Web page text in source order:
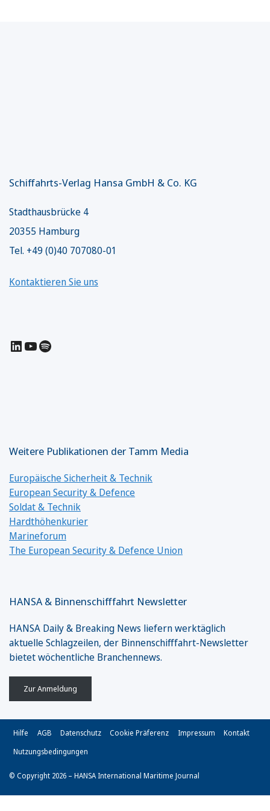
Schiffahrts-Verlag Hansa GmbH & Co. KG
Stadthausbrücke 4
20355 Hamburg
Tel. +49 (0)40 707080-01
Kontaktieren Sie uns
LinkedIn
YouTube
Spotify
Weitere Publikationen der Tamm Media
Europäische Sicherheit & Technik
European Security & Defence
Soldat & Technik
Hardthöhenkurier
Marineforum
The European Security & Defence Union
HANSA & Binnenschifffahrt Newsletter
HANSA Daily & Breaking News liefern werktäglich
aktuelle Schlagzeilen, der Binnenschifffahrt-Newsletter
bietet wöchentliche Branchennews.
Zur Anmeldung
© Copyright 2026 – HANSA International Maritime Journal
Hilfe AGB Datenschutz Cookie Präferenz Impressum
Kontakt
Nutzungsbedingungen